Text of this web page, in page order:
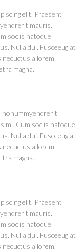
elit. Praesent
mauris.
sociis natoque
Nulla dui. Fusceeugiat
necuctus a lorem.
magna.
nonummyendrerit
mi. Cum sociis natoque
Nulla dui. Fusceeugiat
necuctus a lorem.
magna.
elit. Praesent
mauris.
sociis natoque
Nulla dui. Fusceeugiat
necuctus a lorem.